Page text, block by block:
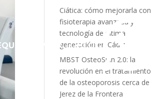
CONTACTOBLOG
Ciática: cómo mejorarla con
fisioterapia avanzada y
tecnología de última
generación en Cádiz
MBST OsteoSpin 2.0: la
revolución en el tratamiento
de la osteoporosis cerca de
Jerez de la Frontera